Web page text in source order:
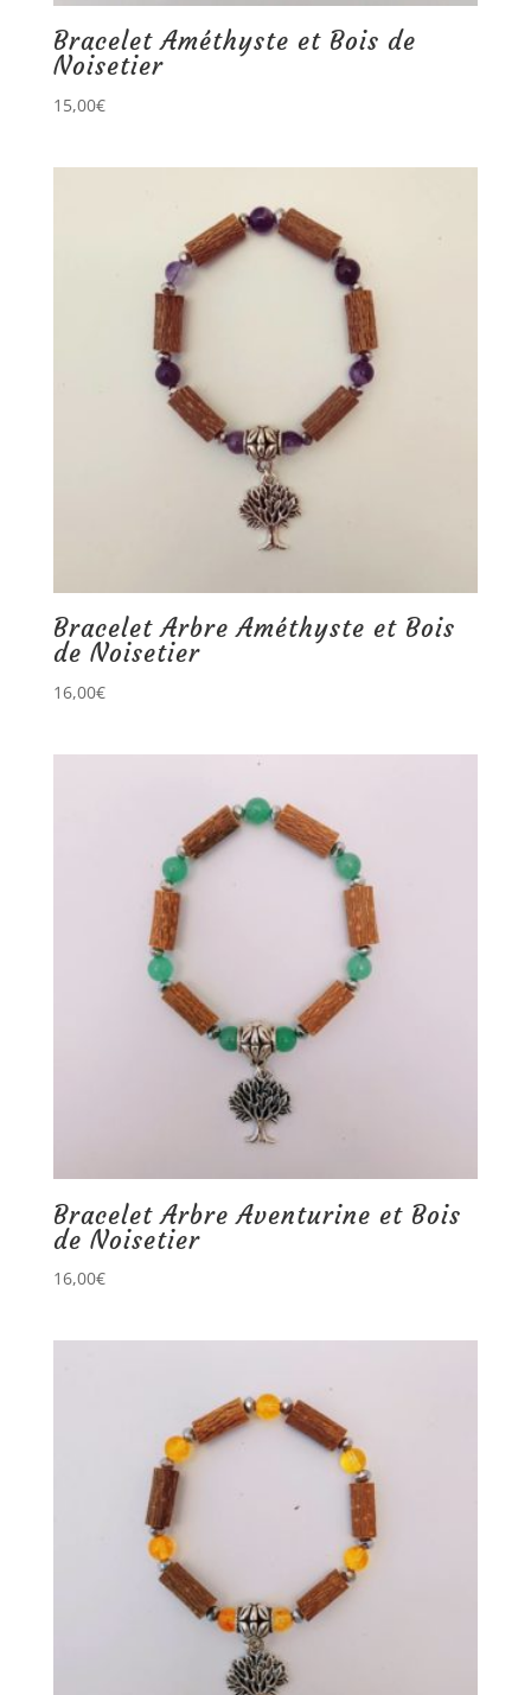
Bracelet Améthyste et Bois de
Noisetier
15,00€
Bracelet Arbre Améthyste et Bois
de Noisetier
16,00€
Bracelet Arbre Aventurine et Bois
de Noisetier
16,00€